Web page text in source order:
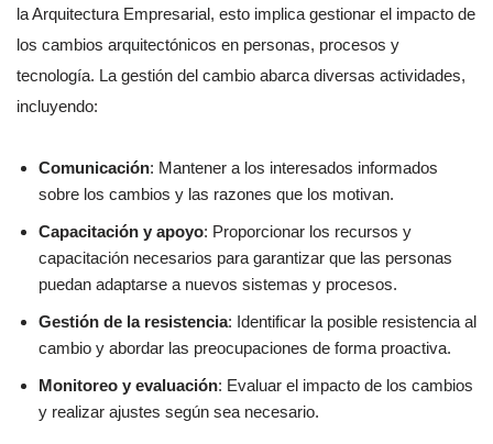
la Arquitectura Empresarial, esto implica gestionar el impacto de
los cambios arquitectónicos en personas, procesos y
tecnología. La gestión del cambio abarca diversas actividades,
incluyendo:
Comunicación: Mantener a los interesados informados
sobre los cambios y las razones que los motivan.
Capacitación y apoyo: Proporcionar los recursos y
capacitación necesarios para garantizar que las personas
puedan adaptarse a nuevos sistemas y procesos.
Gestión de la resistencia: Identificar la posible resistencia al
cambio y abordar las preocupaciones de forma proactiva.
Monitoreo y evaluación: Evaluar el impacto de los cambios
y realizar ajustes según sea necesario.